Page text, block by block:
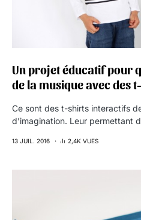
Un projet éducatif pour
de la musique avec des
Ce sont des t-shirts interactifs
d’imagination. Leur permettant
13 JUIL. 2016 2,4K VUES